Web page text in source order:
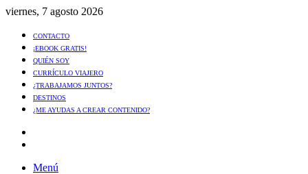
viernes, 7 agosto 2026
CONTACTO
¡EBOOK GRATIS!
QUIÉN SOY
CURRÍCULO VIAJERO
¿TRABAJAMOS JUNTOS?
DESTINOS
¿ME AYUDAS A CREAR CONTENIDO?
Menú